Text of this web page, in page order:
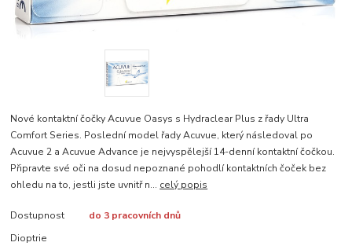
Nové kontaktní čočky Acuvue Oasys s Hydraclear Plus z řady Ultra
Comfort Series. Poslední model řady Acuvue, který následoval po
Acuvue 2 a Acuvue Advance je nejvyspělejší 14-denní kontaktní čočkou.
Připravte své oči na dosud nepoznané pohodlí kontaktních čoček bez
ohledu na to, jestli jste uvnitř n... celý popis
Dostupnost
do 3 pracovních dnů
Dioptrie